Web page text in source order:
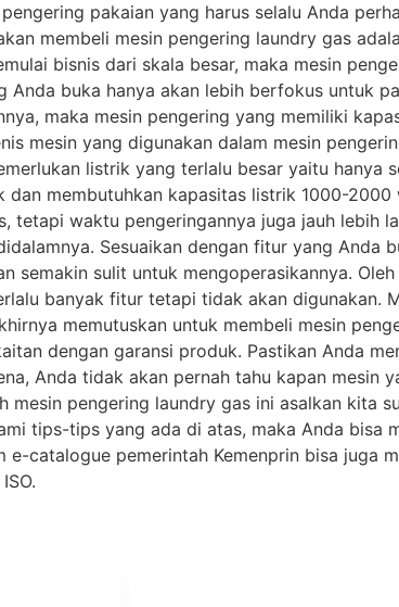
pakaian yang harus selalu Anda
membeli mesin pengering laundry gas
bisnis dari skala besar, maka mesin
Anda buka hanya akan lebih berfokus untuk
maka mesin pengering yang memiliki
mesin yang digunakan dalam mesin
listrik yang terlalu besar yaitu hanya
membutuhkan kapasitas listrik 1000-
tetapi waktu pengeringannya juga jauh lebih
Sesuaikan dengan fitur yang Anda
semakin sulit untuk mengoperasikannya.
banyak fitur tetapi tidak akan digunakan.
memutuskan untuk membeli mesin
dengan garansi produk. Pastikan Anda
Anda tidak akan pernah tahu kapan mesin
mesin pengering laundry gas ini asalkan kita
tips-tips yang ada di atas, maka Anda bisa
e-catalogue pemerintah Kemenprin bisa juga